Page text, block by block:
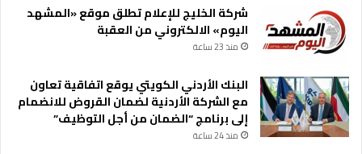
شركة الخليج للإعلام تطلق موقع «المشهد
اليوم» الالكتروني من العقبة
منذ 23 ساعة
البنك الأردني الكويتي يوقع اتفاقية تعاون
مع الشركة الأردنية لضمان القروض للانضمام
إلى برنامج “الضمان من أجل التوظيف”
منذ 24 ساعة